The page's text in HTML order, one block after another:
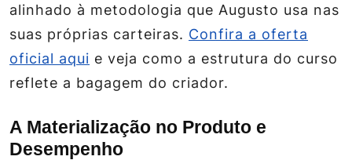
alinhado à metodologia que Augusto usa nas
suas próprias carteiras. Confira a oferta
oficial aqui e veja como a estrutura do curso
reflete a bagagem do criador.
A Materialização no Produto e
Desempenho